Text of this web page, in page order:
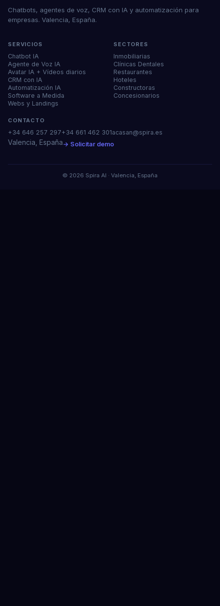
Chatbots, agentes de voz, CRM con IA y automatización para
empresas. Valencia, España.
SERVICIOS
Chatbot IA
Agente de Voz IA
Avatar IA + Vídeos diarios
CRM con IA
Automatización IA
Software a Medida
Webs y Landings
SECTORES
Inmobiliarias
Clínicas Dentales
Restaurantes
Hoteles
Constructoras
Concesionarios
CONTACTO
+34 646 257 297+34 661 462 301acasan@spira.es
Valencia, España→ Solicitar demo
© 2026 Spira AI · Valencia, España